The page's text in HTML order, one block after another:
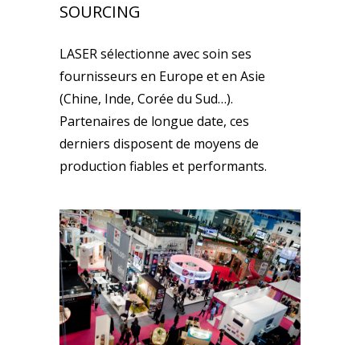
SOURCING
LASER sélectionne avec soin ses
fournisseurs en Europe et en Asie
(Chine, Inde, Corée du Sud…).
Partenaires de longue date, ces
derniers disposent de moyens de
production fiables et performants.